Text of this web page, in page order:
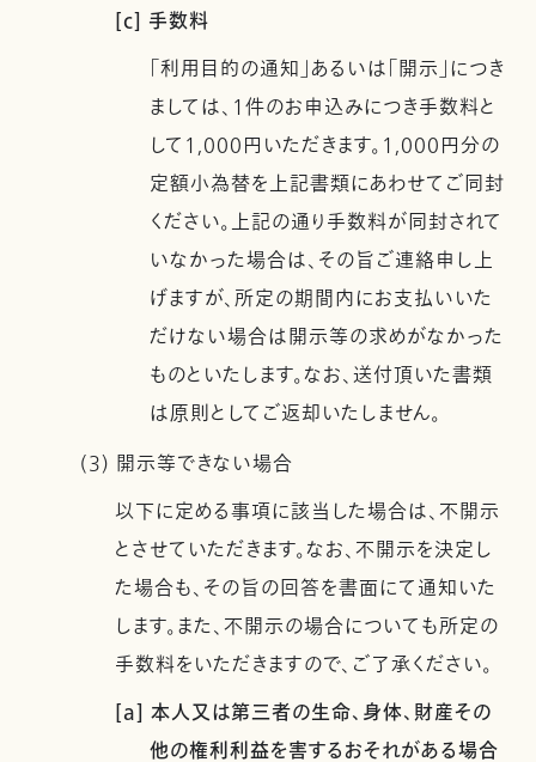
[c] 手数料
「利用目的の通知」あるいは「開示」につき
ましては、1件のお申込みにつき手数料と
して1,000円いただきます。1,000円分の
定額小為替を上記書類にあわせてご同封
ください。上記の通り手数料が同封されて
いなかった場合は、その旨ご連絡申し上
げますが、所定の期間内にお支払いいた
だけない場合は開示等の求めがなかった
ものといたします。なお、送付頂いた書類
は原則としてご返却いたしません。
(3) 開示等できない場合
以下に定める事項に該当した場合は、不開示
とさせていただきます。なお、不開示を決定し
た場合も、その旨の回答を書面にて通知いた
します。また、不開示の場合についても所定の
手数料をいただきますので、ご了承ください。
[a] 本人又は第三者の生命、身体、財産その
他の権利利益を害するおそれがある場合